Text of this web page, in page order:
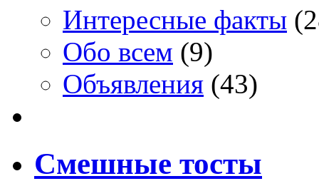
Интересные факты
Обо всем (9)
Объявления (43)
Смешные тосты